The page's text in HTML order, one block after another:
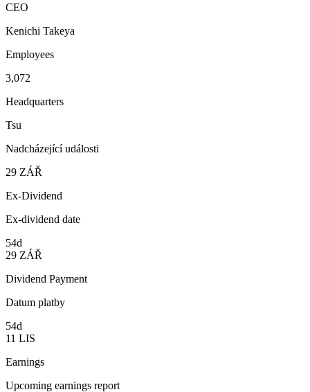
CEO
Kenichi Takeya
Employees
3,072
Headquarters
Tsu
Nadcházející události
29 ZÁŘ
Ex-Dividend
Ex-dividend date
54d
29 ZÁŘ
Dividend Payment
Datum platby
54d
11 LIS
Earnings
Upcoming earnings report